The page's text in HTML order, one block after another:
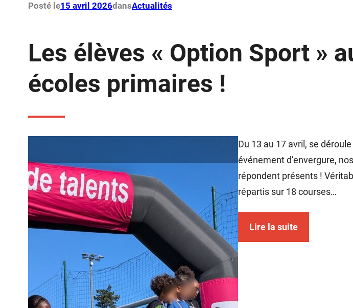
Posté le15 avril 2026dansActualités
Les élèves « Option Sport »
écoles primaires !
Du 13 au 17 avril, se
événement d’envergure,
répondent présents !
répartis sur 18 courses…
Lire la suite